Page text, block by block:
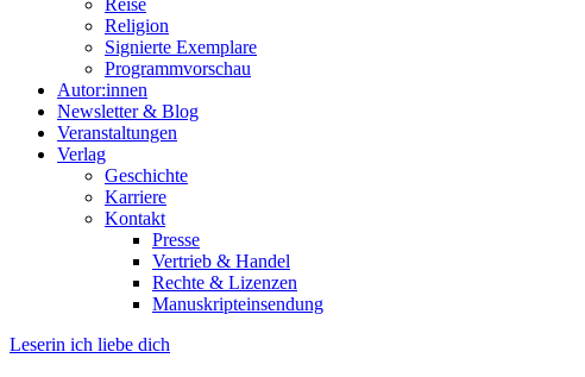
Reise
Religion
Signierte Exemplare
Programmvorschau
Autor:innen
Newsletter & Blog
Veranstaltungen
Verlag
Geschichte
Karriere
Kontakt
Presse
Vertrieb & Handel
Rechte & Lizenzen
Manuskripteinsendung
Leserin ich liebe dich